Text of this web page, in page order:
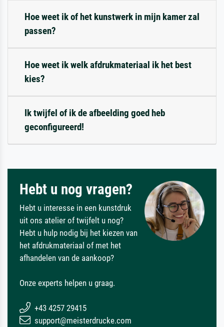
Hoe weet ik of het kunstwerk in mijn kamer zal
passen?
Hoe weet ik welk afdrukmateriaal ik het best
kies?
Ik twijfel of ik de afbeelding goed heb
geconfigureerd!
Hebt u nog vragen?
Hebt u interesse in een kunstdruk
uit ons atelier of twijfelt u nog?
Hebt u hulp nodig bij het kiezen van
het afdrukmateriaal of met het
afhandelen van de aankoop?
Onze experts helpen u graag.
+43 4257 29415
support@meisterdrucke.com